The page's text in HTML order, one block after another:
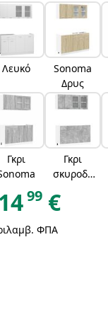
Λευκό
Sonoma
Δρυς
Γκρι
Γκρι
σκυροδέ
99 €
ΦΠΑ